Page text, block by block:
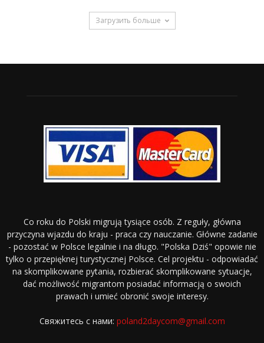
Загрузить больше
Co roku do Polski migrują tysiące osób. Z reguły, główna
przyczyna wjazdu do kraju - praca czy nauczanie. Główne zadanie
- pozostać w Polsce legalnie i na długo. "Polska Dziś" opowie nie
tylko o przepięknej turystycznej Polsce. Cel projektu - odpowiadać
na skomplikowane pytania, rozbierać skomplikowane sytuacje,
dać możliwość migrantom posiadać informacją o swoich
prawach i umieć obronić swoje interesy.
Свяжитесь с нами: poland2daycom@gmail.com